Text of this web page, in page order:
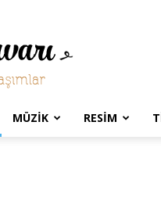
MÜZIK RESIM